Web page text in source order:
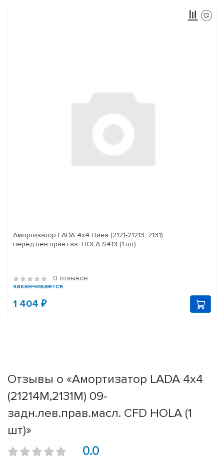
Амортизатор LADA 4x4 Нива (2121-21213, 2131)
перед.лев.прав.газ. HOLA S413 (1 шт)
0 отзывов
заканчивается
1 404 ₽
Отзывы о «Амортизатор LADA 4x4
(21214M,2131M) 09-
задн.лев.прав.масл. CFD HOLA (1
шт)»
0.0